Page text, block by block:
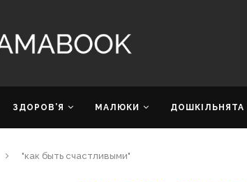
ЗДОРОВ’Я МАЛЮКИ ДОШКІЛЬНЯТА
"как быть счастливыми"